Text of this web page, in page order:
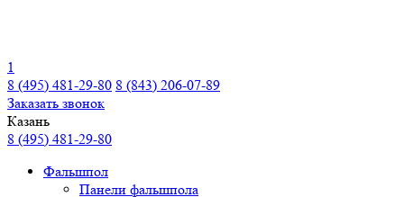
1
8 (495) 481-29-80 8 (843) 206-07-89
Заказать звонок
Казань
8 (495) 481-29-80
Фальшпол
Панели фальшпола